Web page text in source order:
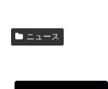
ニュース